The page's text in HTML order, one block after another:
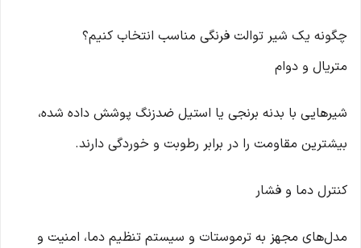
چگونه یک شیر توالت فرنگی مناسب انتخاب کنیم؟
متریال و دوام
شیرهایی با بدنه برنجی یا استیل ضدزنگ پوشش داده شده،
بیشترین مقاومت را در برابر رطوبت و خوردگی دارند.
کنترل دما و فشار
مدل‌های مجهز به ترموستات و سیستم تنظیم دما، امنیت و